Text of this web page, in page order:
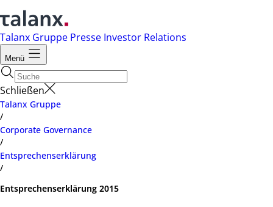
Talanx Gruppe Presse Investor Relations
Menü
Schließen
Talanx Gruppe
/
Corporate Governance
/
Entsprechenserklärung
/
Entsprechenserklärung 2015